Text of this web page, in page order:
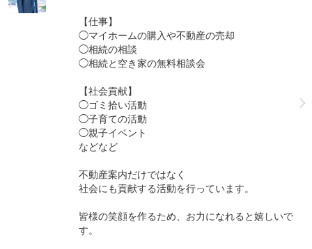
【仕事】
◯マイホームの購入や不動産の売却
◯相続の相談
◯相続と空き家の無料相談会
【社会貢献】
◯ゴミ拾い活動
◯子育ての活動
◯親子イベント
などなど
不動産案内だけではなく
社会にも貢献する活動を行っています。
皆様の笑顔を作るため、お力になれると嬉しいで
す。